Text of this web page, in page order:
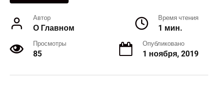
Автор
О Главном
Время чтения
1 мин.
Просмотры
85
Опубликовано
1 ноября, 2019